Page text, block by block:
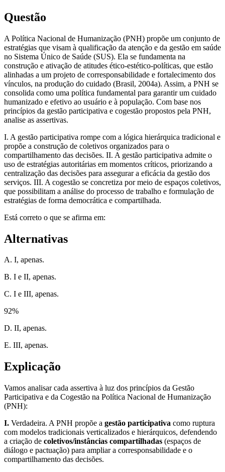
Questão
A Política Nacional de Humanização (PNH) propõe um conjunto de
estratégias que visam à qualificação da atenção e da gestão em saúde
no Sistema Único de Saúde (SUS). Ela se fundamenta na
construção e ativação de atitudes ético-estético-políticas, que estão
alinhadas a um projeto de corresponsabilidade e fortalecimento dos
vínculos, na produção do cuidado (Brasil, 2004a). Assim, a PNH se
consolida como uma política fundamental para garantir um cuidado
humanizado e efetivo ao usuário e à população. Com base nos
princípios da gestão participativa e cogestão propostos pela PNH,
analise as assertivas.
I. A gestão participativa rompe com a lógica hierárquica tradicional e
propõe a construção de coletivos organizados para o
compartilhamento das decisões. II. A gestão participativa admite o
uso de estratégias autoritárias em momentos críticos, priorizando a
centralização das decisões para assegurar a eficácia da gestão dos
serviços. III. A cogestão se concretiza por meio de espaços coletivos,
que possibilitam a análise do processo de trabalho e formulação de
estratégias de forma democrática e compartilhada.
Está correto o que se afirma em:
Alternativas
A. I, apenas.
B. I e II, apenas.
C. I e III, apenas.
92%
D. II, apenas.
E. III, apenas.
Explicação
Vamos analisar cada assertiva à luz dos princípios da Gestão
Participativa e da Cogestão na Política Nacional de Humanização
(PNH):
I. Verdadeira. A PNH propõe a gestão participativa como ruptura
com modelos tradicionais verticalizados e hierárquicos, defendendo
a criação de coletivos/instâncias compartilhadas (espaços de
diálogo e pactuação) para ampliar a corresponsabilidade e o
compartilhamento das decisões.